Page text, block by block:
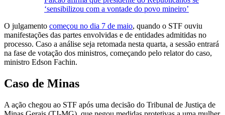
‘sensibilizou com a vontade do povo mineiro’
O julgamento começou no dia 7 de maio, quando o STF ouviu
manifestações das partes envolvidas e de entidades admitidas no
processo. Caso a análise seja retomada nesta quarta, a sessão entrará
na fase de votação dos ministros, começando pelo relator do caso,
ministro Edson Fachin.
Caso de Minas
A ação chegou ao STF após uma decisão do Tribunal de Justiça de